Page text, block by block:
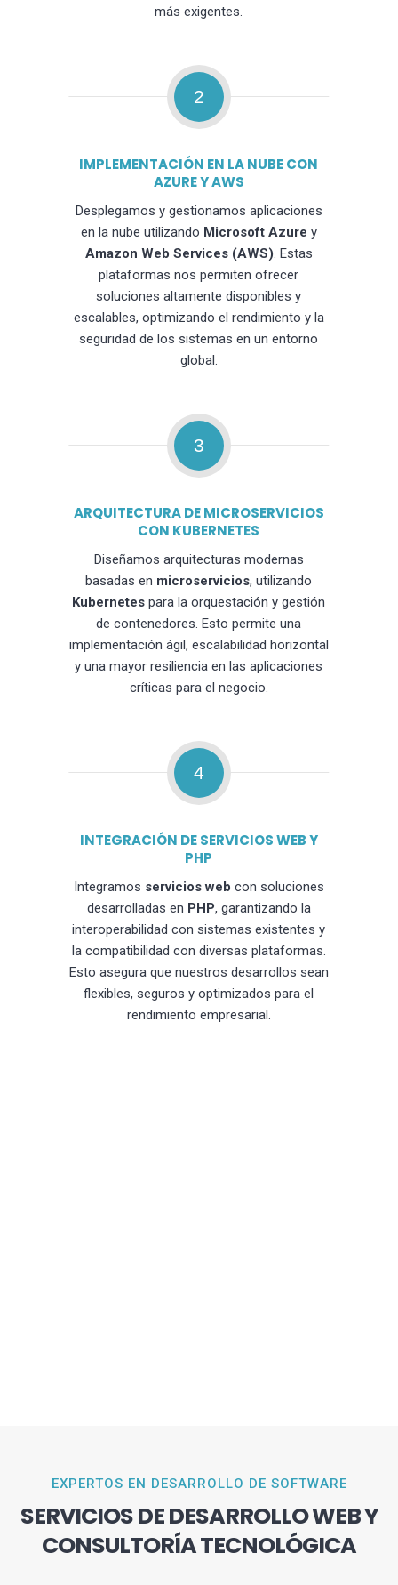
más exigentes.
2
IMPLEMENTACIÓN EN LA NUBE CON
AZURE Y AWS
Desplegamos y gestionamos aplicaciones
en la nube utilizando Microsoft Azure y
Amazon Web Services (AWS). Estas
plataformas nos permiten ofrecer
soluciones altamente disponibles y
escalables, optimizando el rendimiento y la
seguridad de los sistemas en un entorno
global.
3
ARQUITECTURA DE MICROSERVICIOS
CON KUBERNETES
Diseñamos arquitecturas modernas
basadas en microservicios, utilizando
Kubernetes para la orquestación y gestión
de contenedores. Esto permite una
implementación ágil, escalabilidad horizontal
y una mayor resiliencia en las aplicaciones
críticas para el negocio.
4
INTEGRACIÓN DE SERVICIOS WEB Y
PHP
Integramos servicios web con soluciones
desarrolladas en PHP, garantizando la
interoperabilidad con sistemas existentes y
la compatibilidad con diversas plataformas.
Esto asegura que nuestros desarrollos sean
flexibles, seguros y optimizados para el
rendimiento empresarial.
EXPERTOS EN DESARROLLO DE SOFTWARE
SERVICIOS DE DESARROLLO WEB Y
CONSULTORÍA TECNOLÓGICA